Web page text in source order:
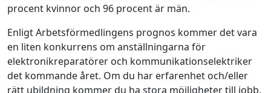
procent kvinnor och 96 procent är män.
Enligt Arbetsförmedlingens prognos kommer det vara
en liten konkurrens om anställningarna för
elektronikreparatörer och kommunikationselektriker
det kommande året. Om du har erfarenhet och/eller
rätt ubildning kommer du ha stora möjligheter till jobb,